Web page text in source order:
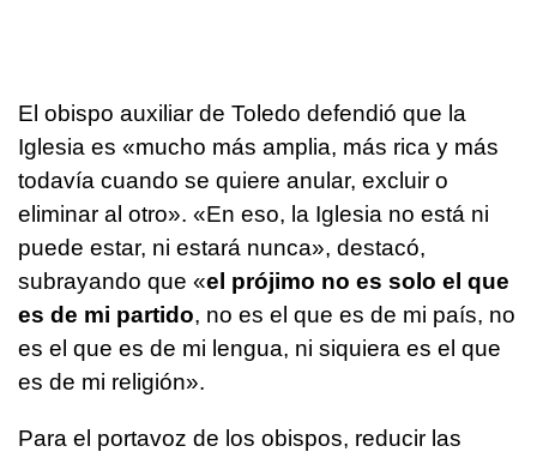
El obispo auxiliar de Toledo defendió que la
Iglesia es «mucho más amplia, más rica y más
todavía cuando se quiere anular, excluir o
eliminar al otro». «En eso, la Iglesia no está ni
puede estar, ni estará nunca», destacó,
subrayando que «el prójimo no es solo el que
es de mi partido, no es el que es de mi país, no
es el que es de mi lengua, ni siquiera es el que
es de mi religión».
Para el portavoz de los obispos, reducir las